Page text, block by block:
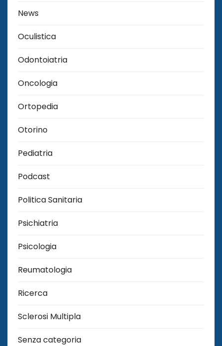
News
Oculistica
Odontoiatria
Oncologia
Ortopedia
Otorino
Pediatria
Podcast
Politica Sanitaria
Psichiatria
Psicologia
Reumatologia
Ricerca
Sclerosi Multipla
Senza categoria